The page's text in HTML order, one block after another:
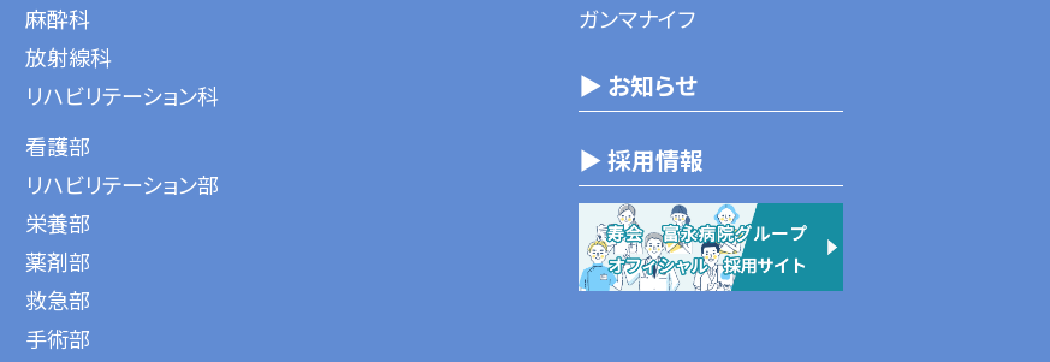
麻酔科
放射線科
リハビリテーション科
看護部
リハビリテーション部
栄養部
薬剤部
救急部
手術部
ガンマナイフ
▶ お知らせ
▶ 採用情報